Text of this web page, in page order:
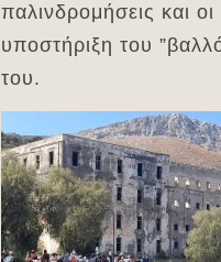
παλινδρομήσεις και
υποστήριξη του
του.